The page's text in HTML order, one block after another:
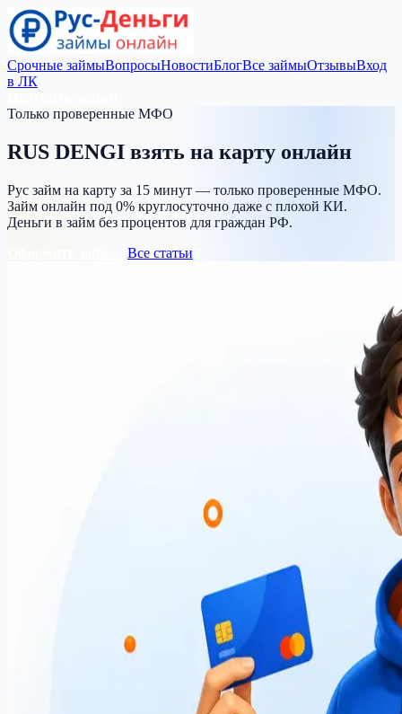
Срочные займыВопросыНовостиБлогВсе займыОтзывыВход
в ЛК
Только проверенные МФО
RUS DENGI взять на карту онлайн
Рус займ на карту за 15 минут — только проверенные МФО.
Займ онлайн под 0% круглосуточно даже с плохой КИ.
Деньги в займ без процентов для граждан РФ.
Все статьи